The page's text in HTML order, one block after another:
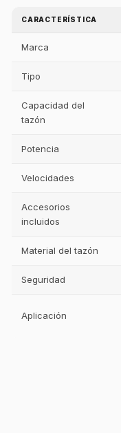
CARACTERÍSTICA
Marca
Tipo
Capacidad del
tazón
Potencia
Velocidades
Accesorios
incluidos
Material del tazón
Seguridad
Aplicación